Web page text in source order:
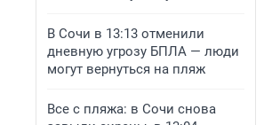
В Сочи в 13:13 отменили
дневную угрозу БПЛА — люди
могут вернуться на пляж
Все с пляжа: в Сочи снова